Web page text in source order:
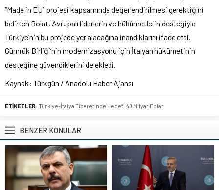
“Made in EU” projesi kapsamında değerlendirilmesi gerektiğini
belirten Bolat, Avrupalı liderlerin ve hükümetlerin desteğiyle
Türkiye’nin bu projede yer alacağına inandıklarını ifade etti.
Gümrük Birliği’nin modernizasyonu için İtalyan hükümetinin
desteğine güvendiklerini de ekledi.
Kaynak: Türkgün / Anadolu Haber Ajansı
ETİKETLER: Türkiye-İtalya Ticaretinde Hedef: 40 Milyar Dolar
BENZER KONULAR